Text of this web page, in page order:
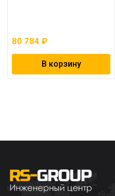
80 784 ₽
В корзину